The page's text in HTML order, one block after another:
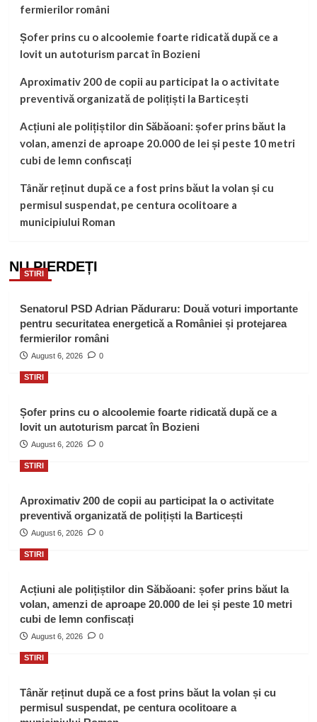
fermierilor români
Șofer prins cu o alcoolemie foarte ridicată după ce a
lovit un autoturism parcat în Bozieni
Aproximativ 200 de copii au participat la o activitate
preventivă organizată de polițiști la Barticești
Acțiuni ale polițiștilor din Săbăoani: șofer prins băut la
volan, amenzi de aproape 20.000 de lei și peste 10 metri
cubi de lemn confiscați
Tânăr reținut după ce a fost prins băut la volan și cu
permisul suspendat, pe centura ocolitoare a
municipiului Roman
NU PIERDEȚI
STIRI
Senatorul PSD Adrian Păduraru: Două voturi importante
pentru securitatea energetică a României și protejarea
fermierilor români
August 6, 2026 0
STIRI
Șofer prins cu o alcoolemie foarte ridicată după ce a
lovit un autoturism parcat în Bozieni
August 6, 2026 0
STIRI
Aproximativ 200 de copii au participat la o activitate
preventivă organizată de polițiști la Barticești
August 6, 2026 0
STIRI
Acțiuni ale polițiștilor din Săbăoani: șofer prins băut la
volan, amenzi de aproape 20.000 de lei și peste 10 metri
cubi de lemn confiscați
August 6, 2026 0
STIRI
Tânăr reținut după ce a fost prins băut la volan și cu
permisul suspendat, pe centura ocolitoare a